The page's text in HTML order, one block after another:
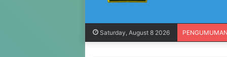
Saturday, August 8 2026 PENGUMUMAN